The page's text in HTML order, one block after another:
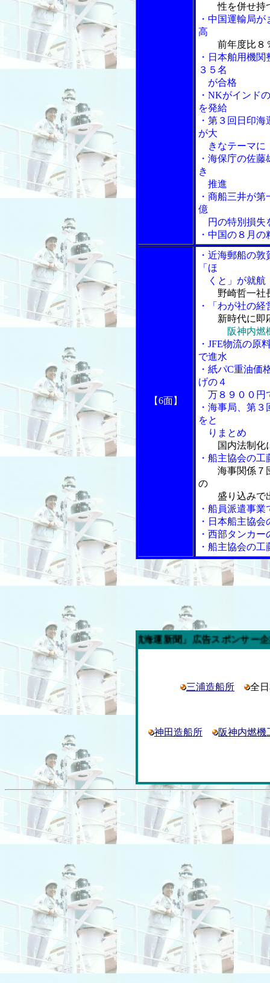
性を併せ持
・中国運輸局
高
前年度比８
・日本舶用機
３５名
が合格
・NKがインド
を発給
・第３回日印
が大
きなテーマに
・海保庁の佐
き
推進
・商船三井が
億
円の特別損失
・中国の８月
【6面】
・近海郵船の
「ほ
くと」が就航
野崎哲一社
・「わが社の経
新時代に即
阪神内
・JFE物流の原
で進水
・紙パC重油価
げの４
万８９００円
・海事局、第
をと
りまとめ
国内法制化
・船主協会の
海事関係７
の
盛り込みで出
・船員派遣事
・日本船主協
・西部タンカ
・船主協会の
今週の「内航海運新聞」広告スポンサー企業
三浦造船所 全
神田造船所 阪神内燃機